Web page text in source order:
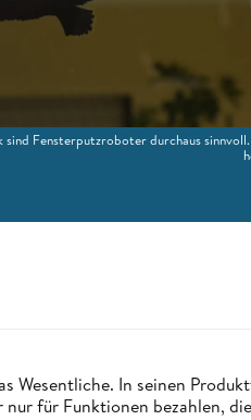
sind Fensterputzroboter durchaus sinnvoll.
Wesentliche. In seinen
für Funktionen bezahlen,